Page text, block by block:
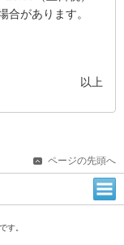
があります。
以上
ページの先頭へ
す。